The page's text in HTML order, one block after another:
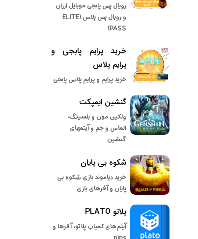
رویال پس پابجی موبایل ارزان
و رویال پس پلاس (ELITE
PASS)
خرید پرایم پابجی و
پرایم پلاس
خرید پرایم و پرایم پلاس پابجی
گنشین ایمپکت
ولکین مون و بلسینگ،
الماس و جم و آیتمهای
گنشین
شکوه بی پایان
خرید دیاموند بازی شکوه بی
پایان و آفرهای بازی
پلاتو PLATO
آیتم‌های کمیاب پلاتو، آفرها و